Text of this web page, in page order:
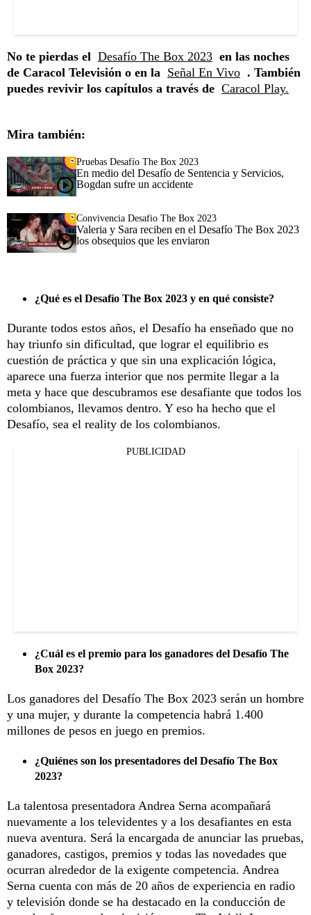
No te pierdas el Desafío The Box 2023 en las noches
de Caracol Televisión o en la Señal En Vivo . También
puedes revivir los capítulos a través de Caracol Play.
Mira también:
Pruebas Desafío The Box 2023
En medio del Desafío de Sentencia y Servicios,
Bogdan sufre un accidente
Convivencia Desafio The Box 2023
Valeria y Sara reciben en el Desafío The Box 2023
los obsequios que les enviaron
¿Qué es el Desafío The Box 2023 y en qué consiste?
Durante todos estos años, el Desafío ha enseñado que no
hay triunfo sin dificultad, que lograr el equilibrio es
cuestión de práctica y que sin una explicación lógica,
aparece una fuerza interior que nos permite llegar a la
meta y hace que descubramos ese desafiante que todos los
colombianos, llevamos dentro. Y eso ha hecho que el
Desafío, sea el reality de los colombianos.
PUBLICIDAD
¿Cuál es el premio para los ganadores del Desafío The
Box 2023?
Los ganadores del Desafío The Box 2023 serán un hombre
y una mujer, y durante la competencia habrá 1.400
millones de pesos en juego en premios.
¿Quiénes son los presentadores del Desafío The Box
2023?
La talentosa presentadora Andrea Serna acompañará
nuevamente a los televidentes y a los desafiantes en esta
nueva aventura. Será la encargada de anunciar las pruebas,
ganadores, castigos, premios y todas las novedades que
ocurran alrededor de la exigente competencia. Andrea
Serna cuenta con más de 20 años de experiencia en radio
y televisión donde se ha destacado en la conducción de